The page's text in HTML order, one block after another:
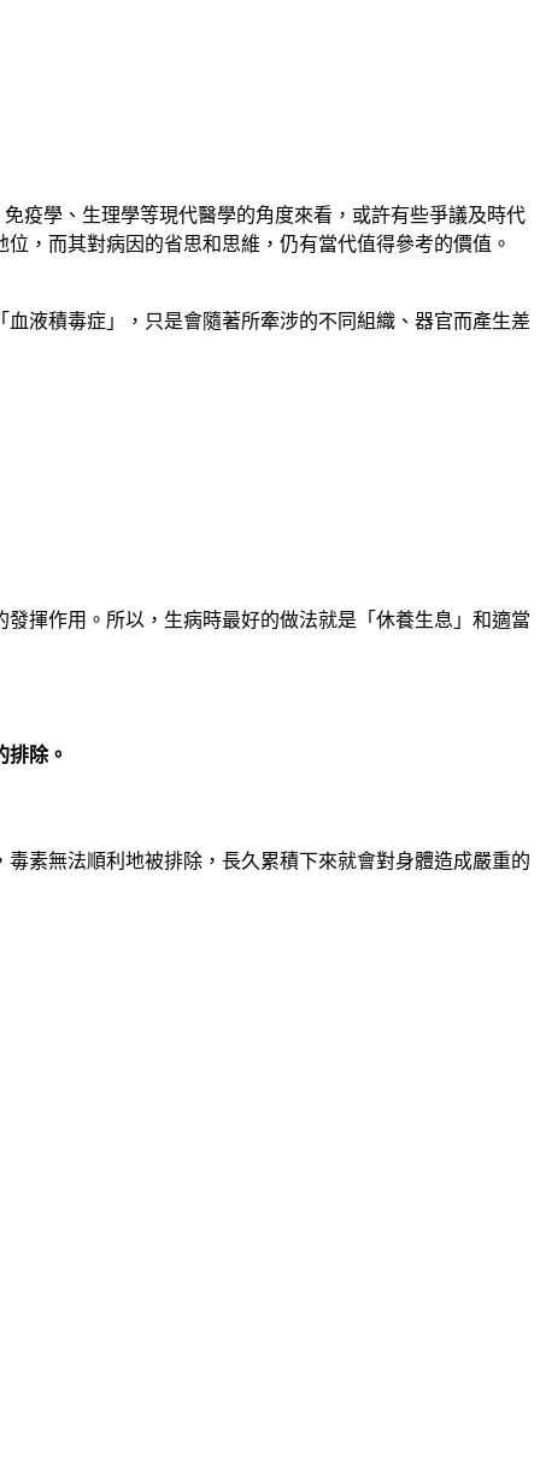
疫學、生理學等現代醫學的角度來看，或許有些爭議及時代
，而其對病因的省思和思維，仍有當代值得參考的價值。
液積毒症」，只是會隨著所牽涉的不同組織、器官而產生差
揮作用。所以，生病時最好的做法就是「休養生息」和適當
除。
素無法順利地被排除，長久累積下來就會對身體造成嚴重的